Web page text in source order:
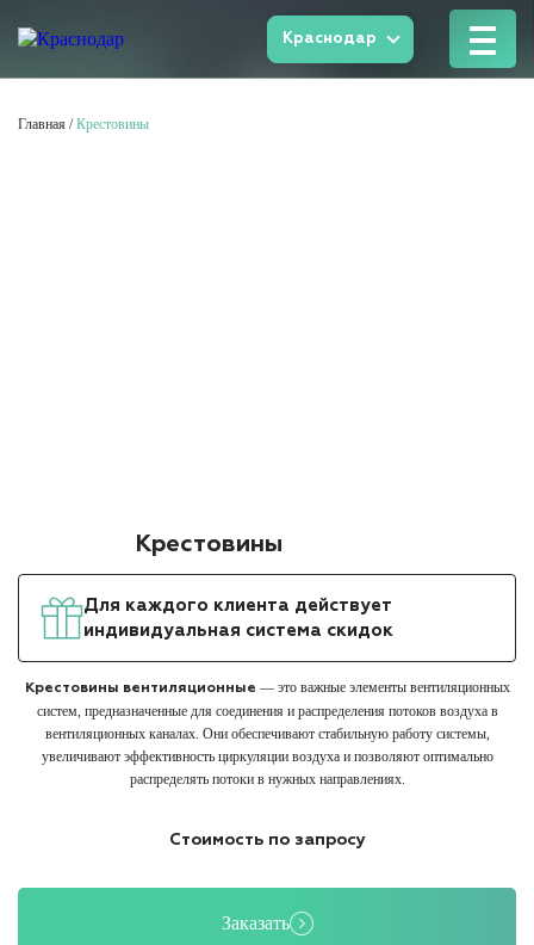
Краснодар
Главная /Крестовины
Крестовины
Для каждого клиента действует
индивидуальная система скидок
Крестовины вентиляционные — это важные элементы вентиляционных
систем, предназначенные для соединения и распределения потоков воздуха в
вентиляционных каналах. Они обеспечивают стабильную работу системы,
увеличивают эффективность циркуляции воздуха и позволяют оптимально
распределять потоки в нужных направлениях.
Стоимость по запросу
Заказать